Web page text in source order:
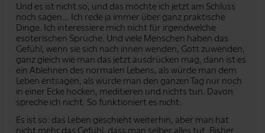
Und es ist nicht so, und das möchte ich jetzt am Schluss
noch sagen... Ich rede ja immer über ganz praktische
Dinge. Ich interessiere mich nicht für irgendwelche
esoterischen Sprüche. Und viele Menschen haben das
Gefühl, wenn sie sich nach innen wenden, Gott zuwenden,
ganz gleich wie man das jetzt ausdrücken mag, dann ist es
ein Ablehnen des normalen Lebens, als würde man dem
Leben entsagen, als würde man den ganzen Tag nur noch
in einer Ecke hocken, meditieren und nichts tun. Davon
spreche ich nicht. So funktioniert es nicht.
Es ist so: das Leben geschieht weiterhin, aber man hat
nicht mehr das Gefühl, dass man selber alles tut. Bisher